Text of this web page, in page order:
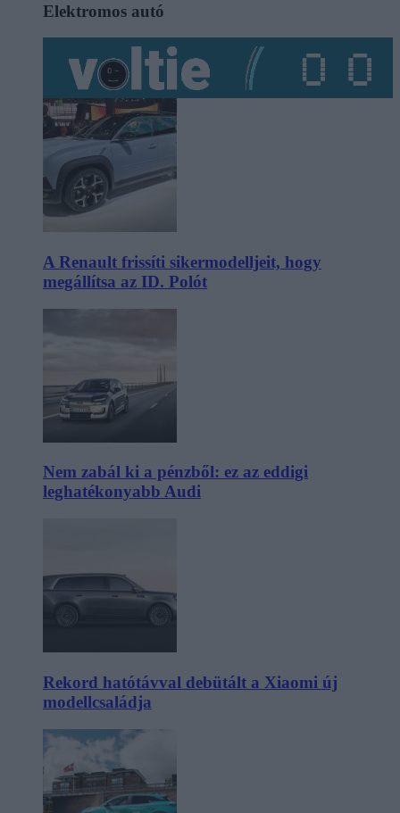
Elektromos autó
A Renault frissíti sikermodelljeit, hogy
megállítsa az ID. Polót
Nem zabál ki a pénzből: ez az eddigi
leghatékonyabb Audi
Rekord hatótávval debütált a Xiaomi új
modellcsaládja